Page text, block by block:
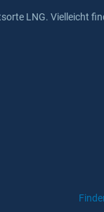
LNG. Vielleicht